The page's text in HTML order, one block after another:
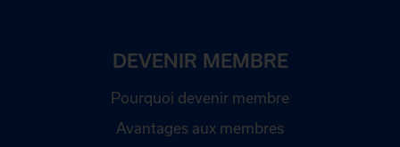
DEVENIR MEMBRE
Pourquoi devenir membre
Avantages aux membres